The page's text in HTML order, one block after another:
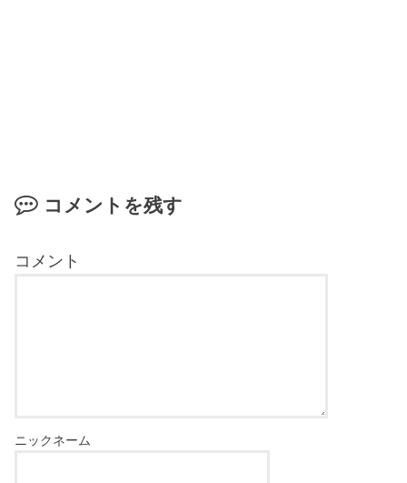
コメントを残す